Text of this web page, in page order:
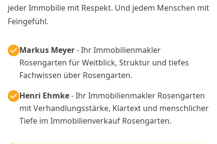
jeder Immobilie mit Respekt. Und jedem Menschen mit
Feingefühl.
Markus Meyer- Ihr Immobilienmakler
Rosengarten für Weitblick, Struktur und tiefes
Fachwissen über Rosengarten.
Henri Ehmke- Ihr Immobilienmakler Rosengarten
mit Verhandlungsstärke, Klartext und menschlicher
Tiefe im Immobilienverkauf Rosengarten.